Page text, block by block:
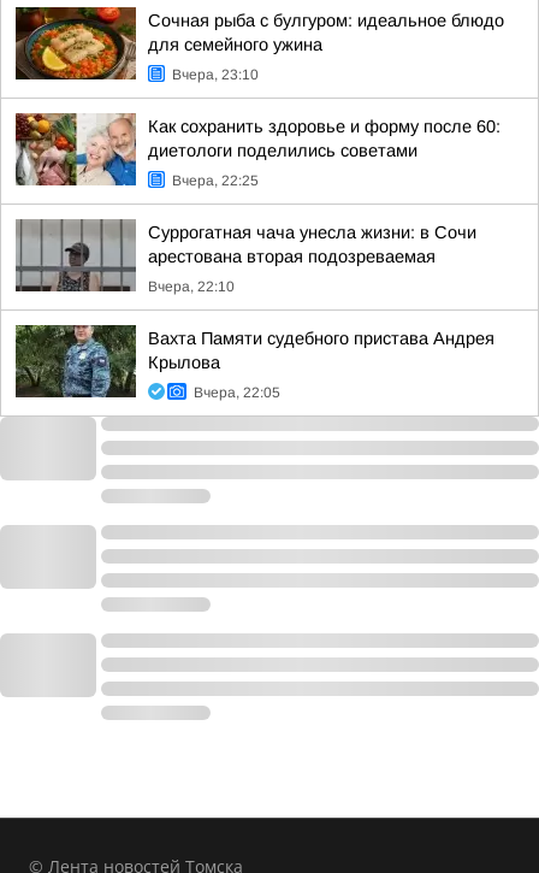
Сочная рыба с булгуром: идеальное блюдо
для семейного ужина
Вчера, 23:10
Как сохранить здоровье и форму после 60:
диетологи поделились советами
Вчера, 22:25
Суррогатная чача унесла жизни: в Сочи
арестована вторая подозреваемая
Вчера, 22:10
Вахта Памяти судебного пристава Андрея
Крылова
Вчера, 22:05
© Лента новостей Томска